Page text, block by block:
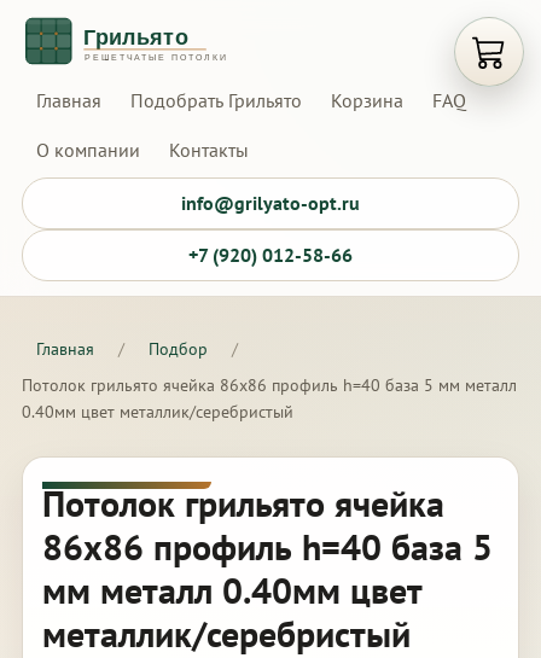
Главная Подобрать Грильято Корзина FAQ
О компании Контакты
info@grilyato-opt.ru
+7 (920) 012-58-66
Главная / Подбор
/
Потолок грильято ячейка 86х86 профиль h=40 база 5 мм металл
0.40мм цвет металлик/серебристый
Потолок грильято ячейка
86х86 профиль h=40 база 5
мм металл 0.40мм цвет
металлик/серебристый